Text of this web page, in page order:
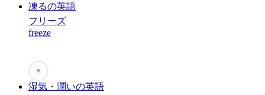
凍るの英語
フリーズ
freeze
♥
湿気・潤いの英語